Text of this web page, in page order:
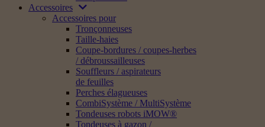
Accessoires
Accessoires pour
Tronçonneuses
Taille-haies
Coupe-bordures / coupes-herbes
/ débroussailleuses
Souffleurs / aspirateurs
de feuilles
Perches élagueuses
CombiSystème / MultiSystème
Tondeuses robots iMOW®
Tondeuses à gazon /